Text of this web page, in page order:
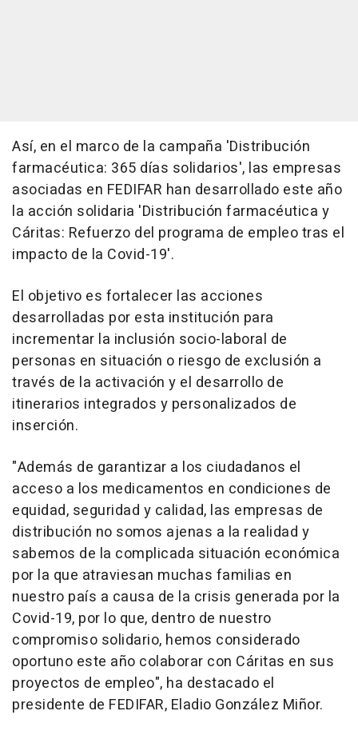
Así, en el marco de la campaña 'Distribución
farmacéutica: 365 días solidarios', las empresas
asociadas en FEDIFAR han desarrollado este año
la acción solidaria 'Distribución farmacéutica y
Cáritas: Refuerzo del programa de empleo tras el
impacto de la Covid-19'.
El objetivo es fortalecer las acciones
desarrolladas por esta institución para
incrementar la inclusión socio-laboral de
personas en situación o riesgo de exclusión a
través de la activación y el desarrollo de
itinerarios integrados y personalizados de
inserción.
"Además de garantizar a los ciudadanos el
acceso a los medicamentos en condiciones de
equidad, seguridad y calidad, las empresas de
distribución no somos ajenas a la realidad y
sabemos de la complicada situación económica
por la que atraviesan muchas familias en
nuestro país a causa de la crisis generada por la
Covid-19, por lo que, dentro de nuestro
compromiso solidario, hemos considerado
oportuno este año colaborar con Cáritas en sus
proyectos de empleo", ha destacado el
presidente de FEDIFAR, Eladio González Miñor.